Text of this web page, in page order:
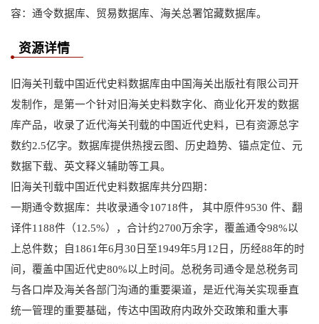
容：通令数据库、贸易数据库、海关总署馆藏数据库。
资源详情
旧海关刊载中国近代史料数据库由中国海关出版社有限公司开
发制作，是第一个针对旧海关史料数字化、商业化开发的数据
库产品，收录了近代海关刊载的中国近代史料，已有资源总字
数约2.5亿字。数据库提供热搜云图、历史趋势、锚点定位、元
数据下载、英文释义辅助等工具。
旧海关刊载中国近代史料数据库共分四期：
一期通令数据库：共收录通令10718件， 其中原件9530 件、翻
译件1188件（12.5%），合计约2700万余字，覆盖通令98%以
上总件数；自1861年6月30日至1949年5月12日，历经88年的时
间，覆盖中国近代史80%以上时间。总税务司通令是总税务司
与各口岸及海关各部门沟通的重要渠道，是近代海关实现垂直
统一管理的重要基础，传达中国政府内政外交政策和重大事